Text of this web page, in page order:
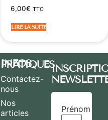
6,00€ TTC
LIRE LA SUITE
INFOS PRATIQUES
Contactez-
nous
Nos
articles
Prénom